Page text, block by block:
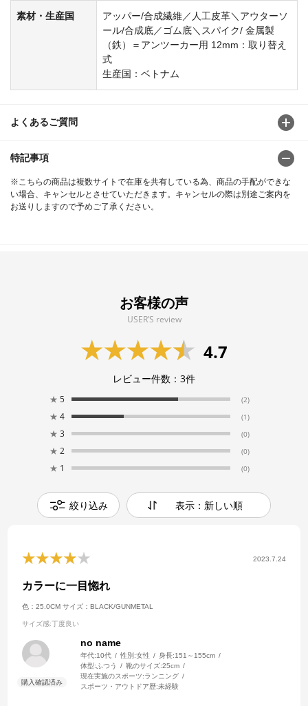
素材・生産国
アッパー/合成繊維／人工皮革＼アウターソ
ール/合成底／ゴム底＼スパイク/ 金属製
（鉄）＝アンツーカー用 12mm：取り替え
式
生産国：ベトナム
よくあるご質問
特記事項
※こちらの商品は複数サイトで在庫を共有している為、商品の手配ができな
い場合、キャンセルとさせていただきます。キャンセルの際は別途ご案内を
お送りしますので予めご了承ください。
お客様の声
USER’S review
4.7
レビュー件数： 3件
★ 5 (2)
★ 4 (1)
★ 3 (0)
★ 2 (0)
★ 1 (0)
絞り込み 表示：新しい順
2023.7.24
カラーに一目惚れ
色：25.0CM サイズ：BLACK/GUNMETAL
サイズ感:丁度良い
no name
年代:10代 性別:女性 身長:151～155cm
体型: ふつう 靴のサイズ:25cm
現在実施のスポーツ:ランニング
スポーツ・アウトドア歴:未経験